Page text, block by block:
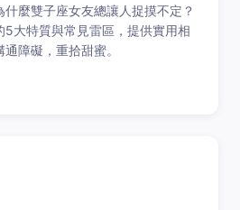
麼雙子座女友總讓人捉摸不定？
5大特質與常見雷區，提供實用相
障礙，重拾甜蜜。